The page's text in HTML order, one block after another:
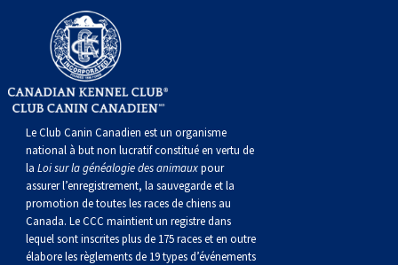
Le Club Canin Canadien est un organisme
national à but non lucratif constitué en vertu de
la Loi sur la généalogie des animauxpour
assurer l’enregistrement, la sauvegarde et la
promotion de toutes les races de chiens au
Canada. Le CCC maintient un registre dans
lequel sont inscrites plus de 175 races et en outre
élabore les règlements de 19 types d’événements